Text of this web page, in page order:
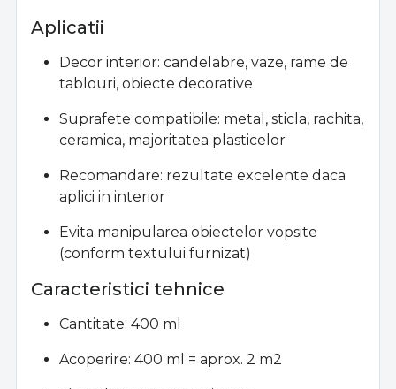
Aplicatii
Decor interior: candelabre, vaze, rame de
tablouri, obiecte decorative
Suprafete compatibile: metal, sticla, rachita,
ceramica, majoritatea plasticelor
Recomandare: rezultate excelente daca
aplici in interior
Evita manipularea obiectelor vopsite
(conform textului furnizat)
Caracteristici tehnice
Cantitate: 400 ml
Acoperire: 400 ml = aprox. 2 m2